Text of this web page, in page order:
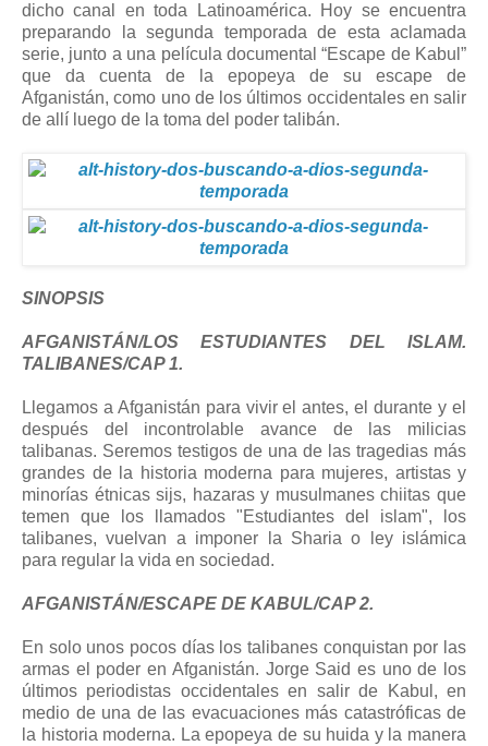
dicho canal en toda Latinoamérica. Hoy se encuentra
preparando la segunda temporada de esta aclamada
serie, junto a una película documental “Escape de Kabul”
que da cuenta de la epopeya de su escape de
Afganistán, como uno de los últimos occidentales en salir
de allí luego de la toma del poder talibán.
SINOPSIS
AFGANISTÁN/LOS ESTUDIANTES DEL ISLAM.
TALIBANES/CAP 1.
Llegamos a Afganistán para vivir el antes, el durante y el
después del incontrolable avance de las milicias
talibanas. Seremos testigos de una de las tragedias más
grandes de la historia moderna para mujeres, artistas y
minorías étnicas sijs, hazaras y musulmanes chiitas que
temen que los llamados "Estudiantes del islam", los
talibanes, vuelvan a imponer la Sharia o ley islámica
para regular la vida en sociedad.
AFGANISTÁN/ESCAPE DE KABUL/CAP 2.
En solo unos pocos días los talibanes conquistan por las
armas el poder en Afganistán. Jorge Said es uno de los
últimos periodistas occidentales en salir de Kabul, en
medio de una de las evacuaciones más catastróficas de
la historia moderna. La epopeya de su huida y la manera